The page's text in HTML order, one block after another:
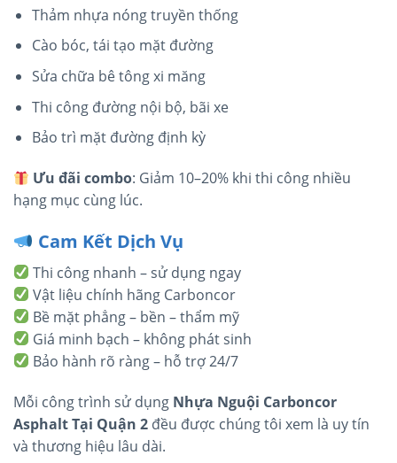
Thảm nhựa nóng truyền thống
Cào bóc, tái tạo mặt đường
Sửa chữa bê tông xi măng
Thi công đường nội bộ, bãi xe
Bảo trì mặt đường định kỳ
Ưu đãi combo: Giảm 10–20% khi thi công nhiều
hạng mục cùng lúc.
Cam Kết Dịch Vụ
Thi công nhanh – sử dụng ngay
Vật liệu chính hãng Carboncor
Bề mặt phẳng – bền – thẩm mỹ
Giá minh bạch – không phát sinh
Bảo hành rõ ràng – hỗ trợ 24/7
Mỗi công trình sử dụng Nhựa Nguội Carboncor
Asphalt Tại Quận 2 đều được chúng tôi xem là uy tín
và thương hiệu lâu dài.